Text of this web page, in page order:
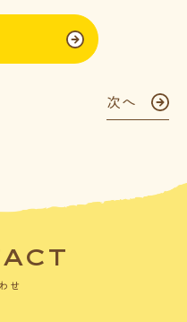
次へ
せ